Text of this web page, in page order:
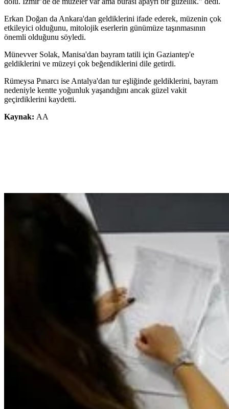
Erkan Doğan da Ankara'dan geldiklerini ifade ederek, müzenin çok
etkileyici olduğunu, mitolojik eserlerin günümüze taşınmasının
önemli olduğunu söyledi.
Münevver Solak, Manisa'dan bayram tatili için Gaziantep'e
geldiklerini ve müzeyi çok beğendiklerini dile getirdi.
Rümeysa Pınarcı ise Antalya'dan tur eşliğinde geldiklerini, bayram
nedeniyle kentte yoğunluk yaşandığını ancak güzel vakit
geçirdiklerini kaydetti.
Kaynak: AA